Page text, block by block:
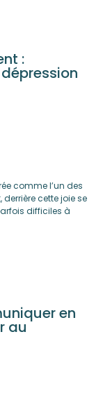
:
comme l’un des
cette joie se
difficiles à
en
au